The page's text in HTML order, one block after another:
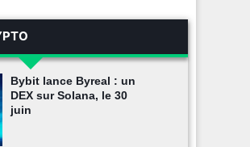
Bybit lance Byreal : un
DEX sur Solana, le 30
juin